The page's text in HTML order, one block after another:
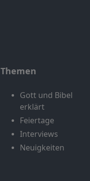
Themen
Gott und Bibel
erklärt
Feiertage
Interviews
Neuigkeiten